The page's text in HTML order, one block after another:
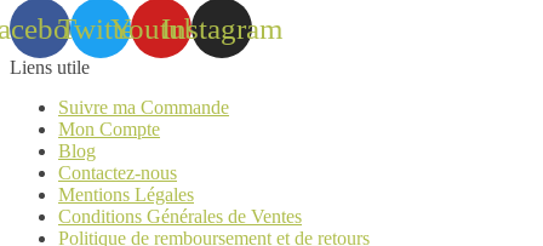
TwitterYoutubeInstagram
Liens utile
Suivre ma Commande
Mon Compte
Blog
Contactez-nous
Mentions Légales
Conditions Générales de Ventes
Politique de remboursement et de retours